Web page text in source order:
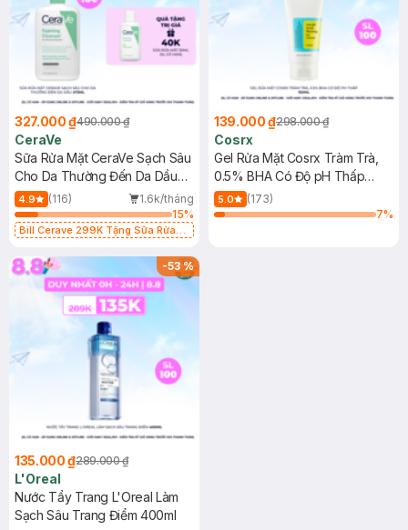
327.000 ₫490.000 ₫
CeraVe
Sữa Rửa Mặt CeraVe Sạch Sâu
Cho Da Thường Đến Da Dầu
473ml
4.9 (116)
1.6k/tháng
15%
Bill Cerave 299K Tặng Sữa Rửa
139.000 ₫298.000 ₫
Cosrx
Gel Rửa Mặt Cosrx Tràm Trà,
0.5% BHA Có Độ pH Thấp
150ml
5.0
(173)
7%
-53%
135.000 ₫289.000 ₫
L'Oreal
Nước Tẩy Trang L'Oreal Làm
Sạch Sâu Trang Điểm 400ml